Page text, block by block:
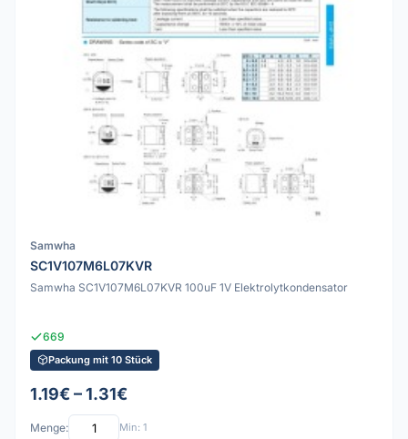
Samwha
SC1V107M6L07KVR
Samwha SC1V107M6L07KVR 100uF 1V Elektrolytkondensator
669
Packung mit 10 Stück
1.19€ – 1.31€
Menge: Min: 1